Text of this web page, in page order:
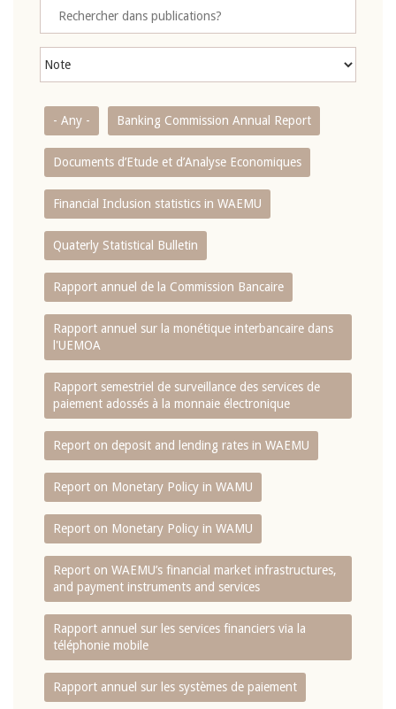
- Any - Banking Commission Annual Report
Documents d’Etude et d’Analyse Economiques
Financial Inclusion statistics in WAEMU
Quaterly Statistical Bulletin
Rapport annuel de la Commission Bancaire
Rapport annuel sur la monétique interbancaire dans
l'UEMOA
Rapport semestriel de surveillance des services de
paiement adossés à la monnaie électronique
Report on deposit and lending rates in WAEMU
Report on Monetary Policy in WAMU
Report on Monetary Policy in WAMU
Report on WAEMU’s financial market infrastructures,
and payment instruments and services
Rapport annuel sur les services financiers via la
téléphonie mobile
Rapport annuel sur les systèmes de paiement